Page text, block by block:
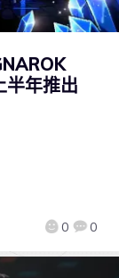
半年推出
0 0